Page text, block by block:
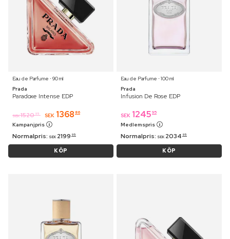
Eau de Parfume ⋅ 90 ml
Prada
Paradoxe Intense EDP
SEK 1520 95 SEK 1368 86
Kampanjpris
Normalpris: SEK 2199 95
KÖP
Eau de Parfume ⋅ 100 ml
Prada
Infusion De Rose EDP
SEK 1245 95
Medlemspris
Normalpris: SEK 2034 95
KÖP